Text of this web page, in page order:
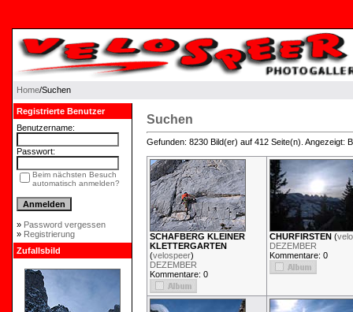
Home/Suchen
Registrierte Benutzer
Benutzername:
Passwort:
Beim nächsten Besuch
automatisch anmelden?
» Password vergessen
» Registrierung
Zufallsbild
Suchen
Gefunden: 8230 Bild(er) auf 412 Seite(n). Angezeigt:
SCHAFBERG KLEINER
KLETTERGARTEN
(velospeer)
DEZEMBER
Kommentare: 0
CHURFIRSTEN (
DEZEMBER
Kommentare: 0